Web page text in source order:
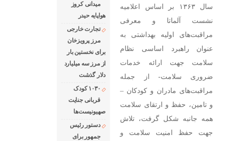
سال ۱۳۶۳ بر اساس اعلامیه
نشست آلماتا و معرفی
مراقبت‌های اولیه بهداشتی به
عنوان راهبرد اساسی نظام
سلامت جهت ارائه خدمات
ضروری سلامت- از جمله
مراقبت‌های مادران و کودکان –
و تامین، حفظ و ارتقای سلامت
همه جانبه شکل گرفت، تلاش
جهت حفظ امنیت سلامت و
میدانی کروز
هواپایه حیدر
تجارت خارجی
مرز پرویزخان
برای نخستین بار
از مرز سه میلیارد
دلار گذشت
۱۰۳۰ کودک
قربانی جنایت
صهیونیست‌ها
دستور رئیس
جمهور برای